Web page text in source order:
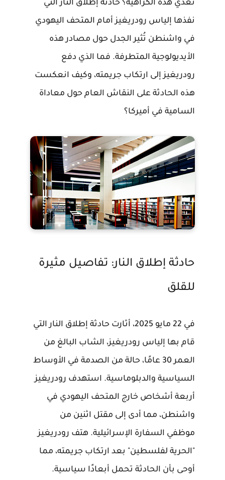
تُغذي هذه الكراهية؟ حادثة إطلاق النار التي
نفذها إلياس رودريغيز أمام المتحف اليهودي
في واشنطن تُثير الجدل حول مصادر هذه
الأيديولوجية المتطرفة. فما الذي دفع
رودريغيز إلى ارتكاب جريمته، وكيف انعكست
هذه الحادثة على النقاش العام حول معاداة
السامية في أميركا؟
حادثة إطلاق النار: تفاصيل مثيرة
للقلق
في 22 مايو 2025، أثارت حادثة إطلاق النار التي
قام بها إلياس رودريغيز، الشاب البالغ من
العمر 30 عامًا، حالة من الصدمة في الأوساط
السياسية والدبلوماسية. استهدف رودريغيز
أربعة أشخاص خارج المتحف اليهودي في
واشنطن، مما أدى إلى مقتل اثنين من
موظفي السفارة الإسرائيلية. هتف رودريغيز
"الحرية لفلسطين" بعد ارتكاب جريمته، مما
أوحى بأن الحادثة تحمل أبعادًا سياسية.